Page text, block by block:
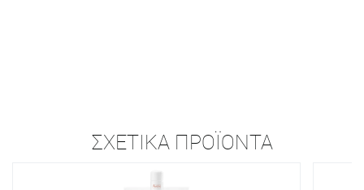
ΣΧΕΤΙΚΆ ΠΡΟΪΌΝΤΑ